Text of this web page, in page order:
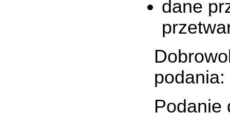
dane
podania:
Podanie